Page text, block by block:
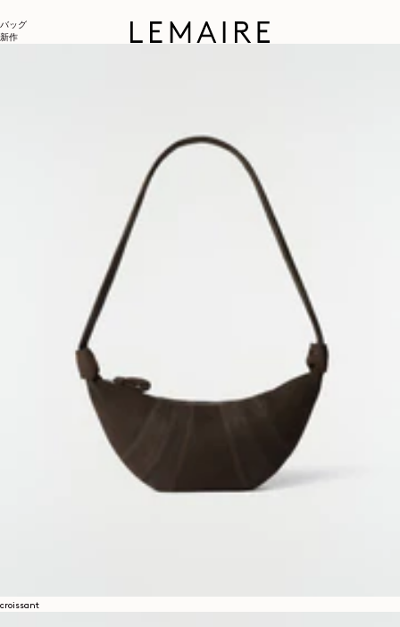
バッグ
新作
croissant
発送と配送について
カスタマーサービス
返品について
撤回の権利
トレーサビリティ
INSTAGRAM
SPOTIFY